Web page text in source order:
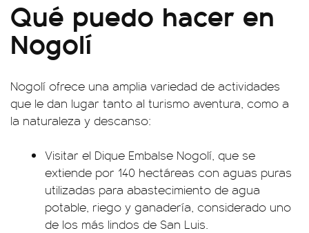
Qué puedo hacer en
Nogolí
Nogolí ofrece una amplia variedad de actividades
que le dan lugar tanto al turismo aventura, como a
la naturaleza y descanso:
Visitar el Dique Embalse Nogolí, que se
extiende por 140 hectáreas con aguas puras
utilizadas para abastecimiento de agua
potable, riego y ganadería, considerado uno
de los más lindos de San Luis.